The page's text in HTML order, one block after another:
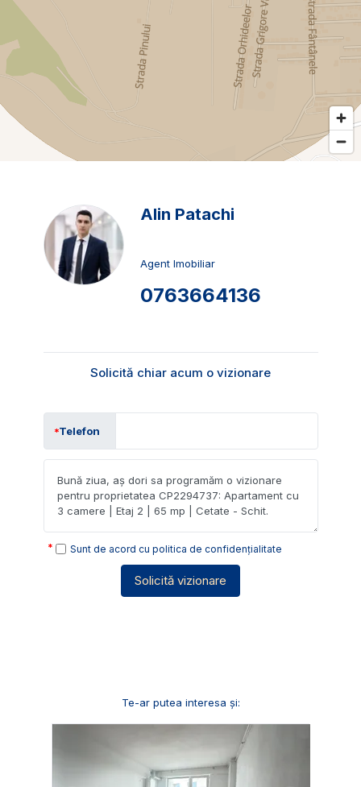
Alin Patachi
Agent Imobiliar
0763664136
Solicită chiar acum o vizionare
Telefon
Sunt de acord cu politica de confidențialitate
Solicită vizionare
Te-ar putea interesa și: